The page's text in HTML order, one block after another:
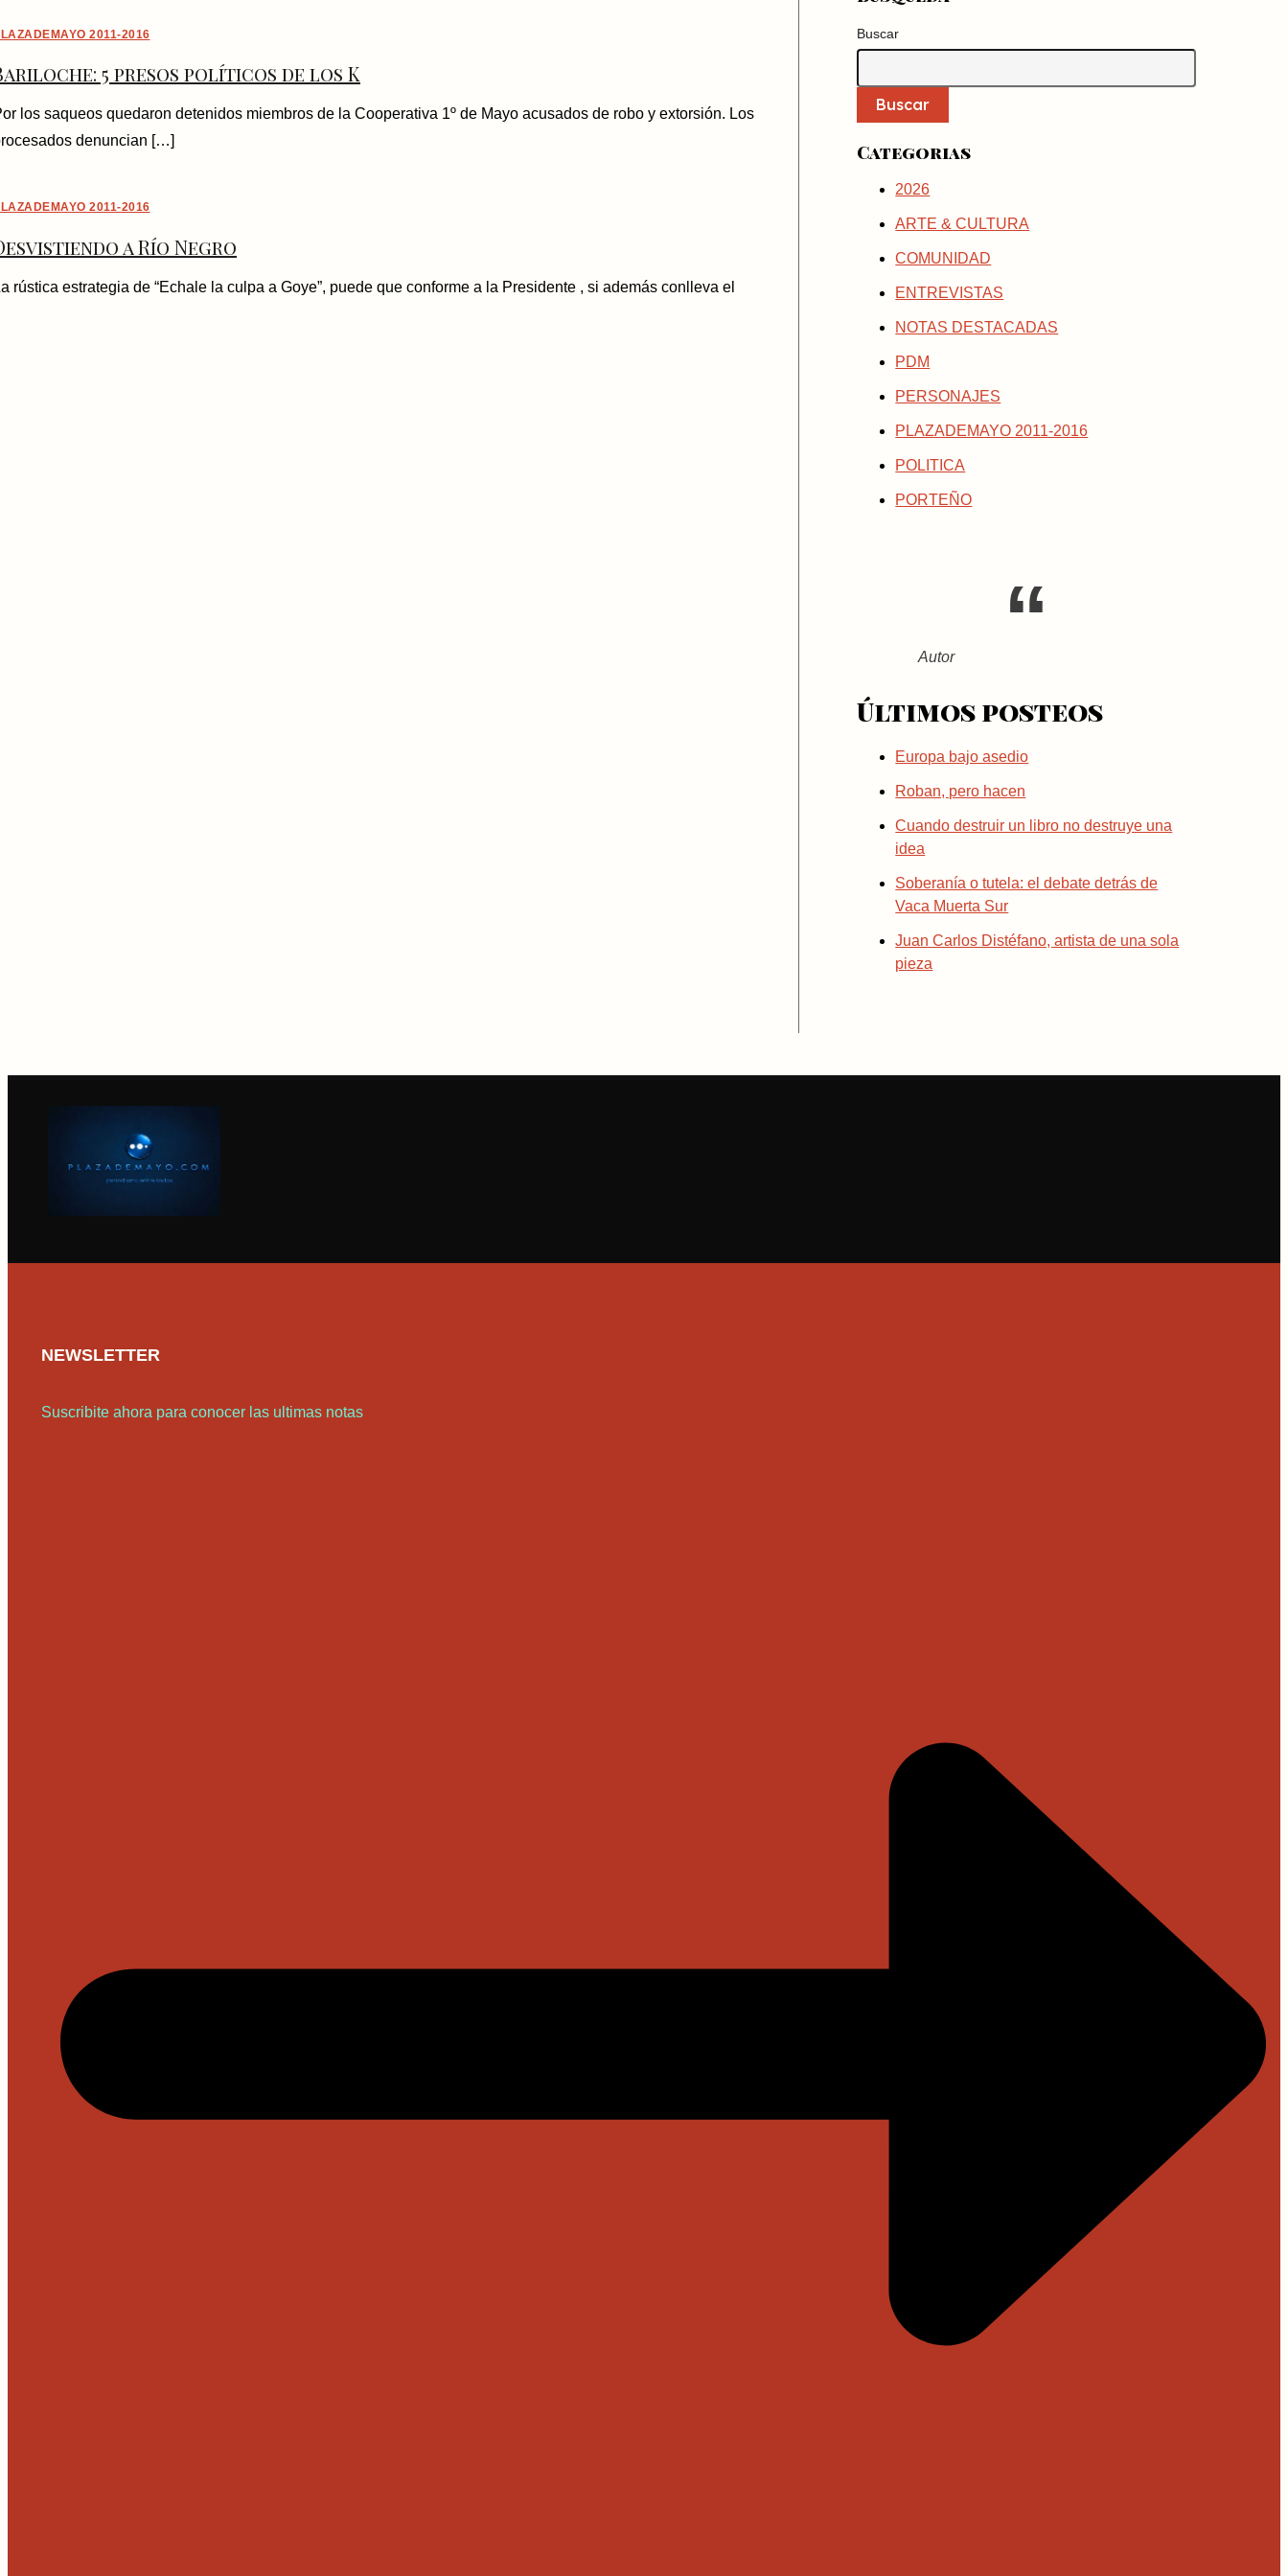
2011-2016
5 presos políticos de los K
los saqueos quedaron detenidos miembros de la Cooperativa 1º de Mayo acusados de robo y extorsión. Los
denuncian […]
2011-2016
a Río Negro
rústica estrategia de “Echale la culpa a Goye”, puede que conforme a la Presidente , si además conlleva el
Buscar
Buscar
Categorias
2026
ARTE & CULTURA
COMUNIDAD
ENTREVISTAS
NOTAS DESTACADAS
PDM
PERSONAJES
PLAZADEMAYO 2011-2016
POLITICA
PORTEÑO
Autor
Últimos posteos
Europa bajo asedio
Roban, pero hacen
Cuando destruir un libro no destruye una
idea
Soberanía o tutela: el debate detrás de
Vaca Muerta Sur
Juan Carlos Distéfano, artista de una sola
pieza
NEWSLETTER
Suscribite ahora para conocer las ultimas notas